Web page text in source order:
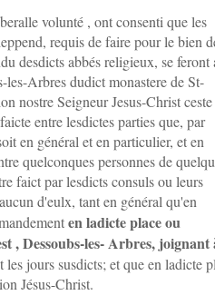
volunté , ont consenti que les
requis de faire pour le bien
desdicts abbés religieux, se feront
les-Arbres dudict monastere de St-
nostre Seigneur Jesus-Christ ceste
entre lesdictes parties que, par
en général et en particulier, et en
quelconques personnes de
faict par lesdicts consuls ou leurs
d'eulx, tant en général qu'en
en ladicte place ou
, Dessoubs-les- Arbres, joignant
les jours susdicts; et que en ladicte
Jésus-Christ.